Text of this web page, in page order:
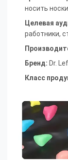
носить
Целевая
работники,
Бренд: Dr.
Класс